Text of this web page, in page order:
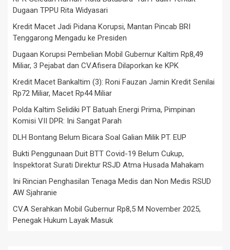
Dugaan TPPU Rita Widyasari
Kredit Macet Jadi Pidana Korupsi, Mantan Pincab BRI
Tenggarong Mengadu ke Presiden
Dugaan Korupsi Pembelian Mobil Gubernur Kaltim Rp8,49
Miliar, 3 Pejabat dan CV.Afisera Dilaporkan ke KPK
Kredit Macet Bankaltim (3): Roni Fauzan Jamin Kredit Senilai
Rp72 Miliar, Macet Rp44 Miliar
Polda Kaltim Selidiki PT Batuah Energi Prima, Pimpinan
Komisi VII DPR: Ini Sangat Parah
DLH Bontang Belum Bicara Soal Galian Milik PT. EUP
Bukti Penggunaan Duit BTT Covid-19 Belum Cukup,
Inspektorat Surati Direktur RSJD Atma Husada Mahakam
Ini Rincian Penghasilan Tenaga Medis dan Non Medis RSUD
AW Sjahranie
CV.A Serahkan Mobil Gubernur Rp8,5 M November 2025,
Penegak Hukum Layak Masuk